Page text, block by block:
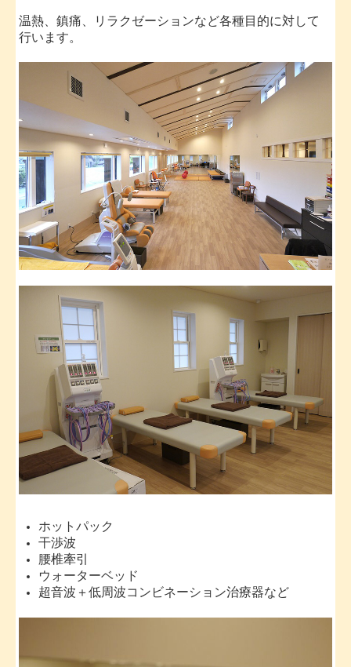
温熱、鎮痛、リラクゼーションなど各種目的に対して
行います。
ホットパック
干渉波
腰椎牽引
ウォーターベッド
超音波＋低周波コンビネーション治療器など